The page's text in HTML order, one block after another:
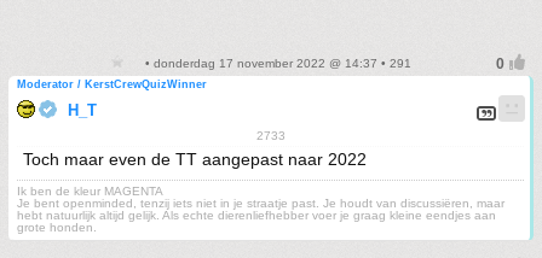
• donderdag 17 november 2022 @ 14:37 • 291
Moderator / KerstCrewQuizWinner
H_T
2733
Toch maar even de TT aangepast naar 2022
Ik ben de kleur MAGENTA
Je bent openminded, tenzij iets niet in je straatje past. Je houdt van discussiëren, maar
hebt natuurlijk altijd gelijk. Als echte dierenliefhebber voer je graag kleine eendjes aan
grote honden.